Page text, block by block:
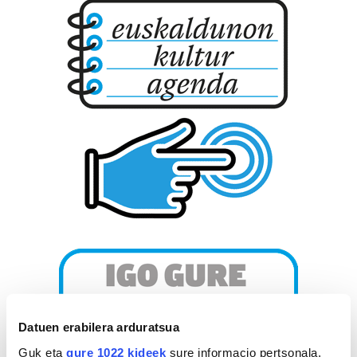
Datuen erabilera arduratsua
Guk eta gure 1022 kideek sure informacio pertsonala,